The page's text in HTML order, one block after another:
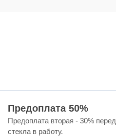
Предоплата 50%
Предоплата вторая - 30%
стекла в работу.